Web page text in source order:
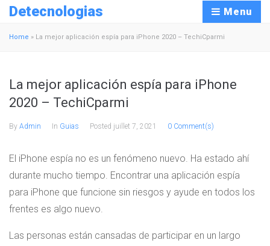
Detecnologias Menu
Home » La mejor aplicación espía para iPhone 2020 – TechiCparmi
La mejor aplicación espía para iPhone
2020 – TechiCparmi
By Admin In Guias Posted juillet 7, 2021 0 Comment(s)
El iPhone espía no es un fenómeno nuevo. Ha estado ahí
durante mucho tiempo. Encontrar una aplicación espía
para iPhone que funcione sin riesgos y ayude en todos los
frentes es algo nuevo.
Las personas están cansadas de participar en un largo